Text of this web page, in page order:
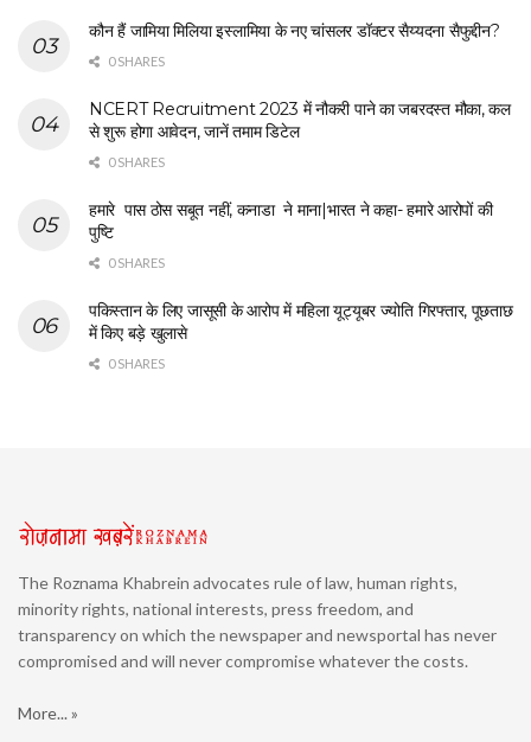
कौन हैं जामिया मिलिया इस्लामिया के नए चांसलर डॉक्टर सैय्यदना सैफुद्दीन?
0 SHARES
NCERT Recruitment 2023 में नौकरी पाने का जबरदस्त मौका, कल
से शुरू होगा आवेदन, जानें तमाम डिटेल
0 SHARES
हमारे पास ठोस सबूत नहीं, कनाडा ने माना|भारत ने कहा- हमारे आरोपों की
पुष्टि
0 SHARES
पकिस्तान के लिए जासूसी के आरोप में महिला यूट्यूबर ज्योति गिरफ्तार, पूछताछ
में किए बड़े खुलासे
0 SHARES
The Roznama Khabrein advocates rule of law, human rights,
minority rights, national interests, press freedom, and
transparency on which the newspaper and newsportal has never
compromised and will never compromise whatever the costs.
More... »